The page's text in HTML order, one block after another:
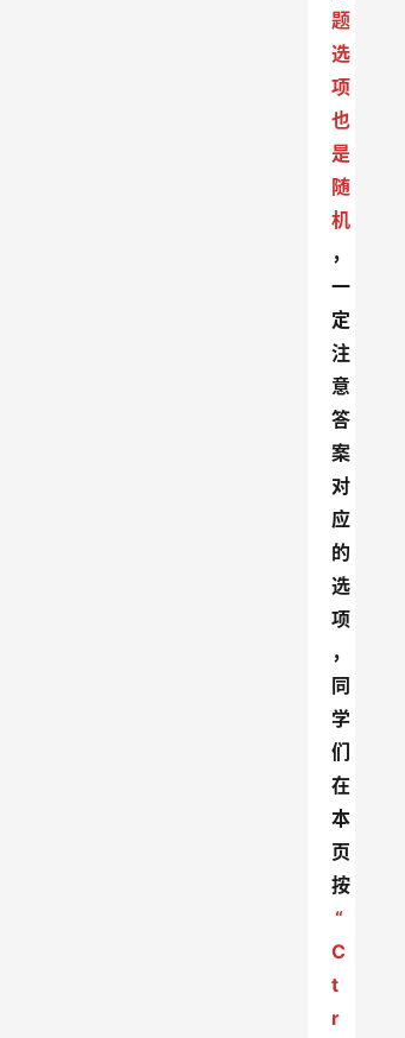
题
选
项
也
是
随
机
，
一
定
注
意
答
案
对
应
的
选
项
，
同
学
们
在
本
页
按
“
C
t
r